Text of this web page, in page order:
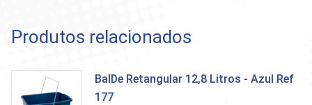
Produtos relacionados
BalDe Retangular 12,8 Litros - Azul Ref
177